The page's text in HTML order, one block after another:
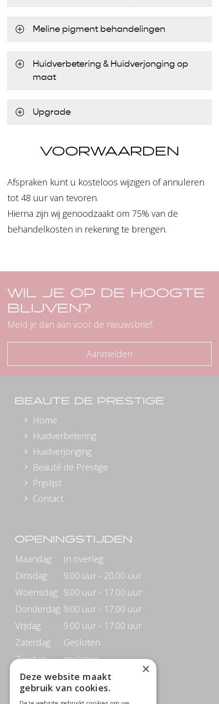
Meline pigment behandelingen
Huidverbetering & Huidverjonging op
maat
Upgrade
VOORWAARDEN
Afspraken kunt u kosteloos wijzigen of annuleren
tot 48 uur van tevoren.
Hierna zijn wij genoodzaakt om 75% van de
behandelkosten in rekening te brengen.
WIL JE OP DE HOOGTE
BLIJVEN?
Meld je dan aan voor de nieuwsbrief.
Aanmelden
BEAUTE DE PRESTIGE
Home
Huidverbetering
Huidverjonging
Beauté de Prestige
Prijslijst
Contact
OPENINGSTIJDEN
Maandag
In overleg
Dinsdag
9.00 uur - 20.00 uur
Woensdag 9.00 uur - 17.00 uur
Donderdag 9.00 uur - 17.00 uur
Vrijdag
9.00 uur - 17.00 uur
Zaterdag
Gesloten
Zondag
gesloten
CONTACTGEGEVENS
×
Deze website maakt
gebruik van cookies.